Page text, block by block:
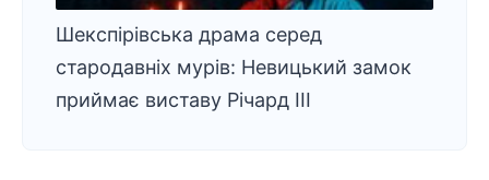
Шекспірівська драма серед
стародавніх мурів: Невицький замок
приймає виставу Річард ІІІ